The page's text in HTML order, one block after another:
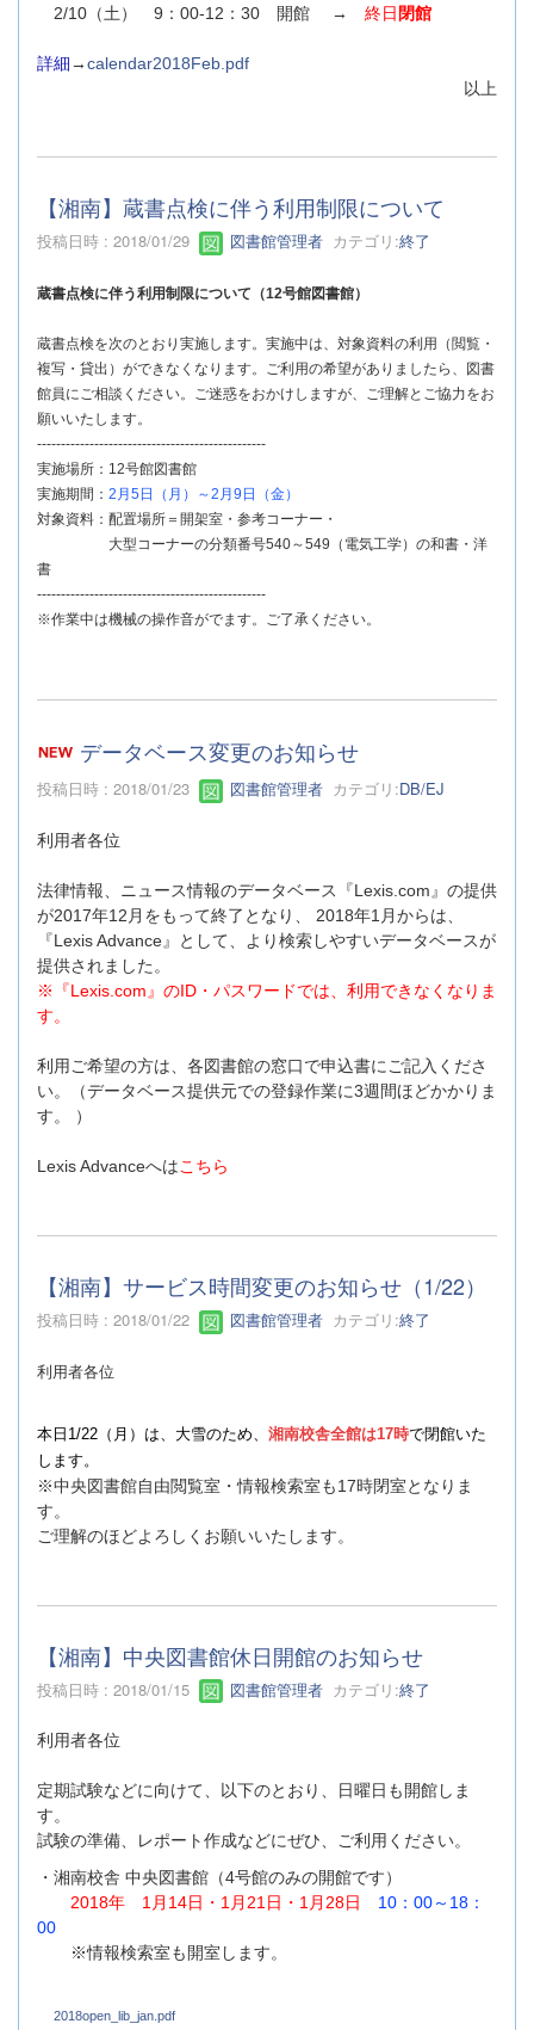
2/10（土） 9：00-12：30 開館 → 終日 閉館
詳細→calendar2018Feb.pdf
以上
【湘南】蔵書点検に伴う利用制限について
投稿日時 : 2018/01/29 図書館管理者 カテゴリ:終了
蔵書点検に伴う利用制限について（12号館図書館）
蔵書点検を次のとおり実施します。実施中は、対象資料の利用（閲覧・
複写・貸出）ができなくなります。ご利用の希望がありましたら、図書
館員にご相談ください。ご迷惑をおかけしますが、ご理解とご協力をお
願いいたします。
------------------------------------------------
実施場所：12号館図書館
実施期間： 2月5日（月）～2月9日（金）
対象資料：配置場所＝開架室・参考コーナー・
大型コーナーの分類番号540～549（電気工学）の和書・洋
書
------------------------------------------------
※作業中は機械の操作音がでます。ご了承ください。
データベース変更のお知らせ
投稿日時 : 2018/01/23 図書館管理者 カテゴリ:DB/EJ
利用者各位
法律情報、ニュース情報のデータベース『Lexis.com』の提供
が2017年12月をもって終了となり、 2018年1月からは、
『Lexis Advance』として、より検索しやすいデータベースが
提供されました。
※『Lexis.com』のID・パスワードでは、利用できなくなりま
す。
利用ご希望の方は、各図書館の窓口で申込書にご記入くださ
い。（データベース提供元での登録作業に3週間ほどかかりま
す。 ）
Lexis Advanceへはこちら
【湘南】サービス時間変更のお知らせ（1/22）
投稿日時 : 2018/01/22 図書館管理者 カテゴリ:終了
利用者各位
本日1/22（月）は、大雪のため、 湘南校舎全館は17時で閉館いた
します。
※中央図書館自由閲覧室・情報検索室も17時閉室となりま
す。
ご理解のほどよろしくお願いいたします。
【湘南】中央図書館休日開館のお知らせ
投稿日時 : 2018/01/15 図書館管理者 カテゴリ:終了
利用者各位
定期試験などに向けて、以下のとおり、日曜日も開館しま
す。
試験の準備、レポート作成などにぜひ、ご利用ください。
・湘南校舎 中央図書館（4号館のみの開館です）
2018年 1月14日・1月21日・1月28日
10：00～18：
00
※情報検索室も開室します。
2018open_lib_jan.pdf